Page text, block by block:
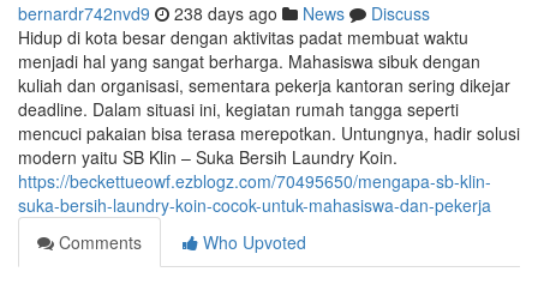
bernardr742nvd9 238 days ago News
Discuss
Hidup di kota besar dengan aktivitas padat membuat waktu
menjadi hal yang sangat berharga. Mahasiswa sibuk dengan
kuliah dan organisasi, sementara pekerja kantoran sering dikejar
deadline. Dalam situasi ini, kegiatan rumah tangga seperti
mencuci pakaian bisa terasa merepotkan. Untungnya, hadir solusi
modern yaitu SB Klin – Suka Bersih Laundry Koin.
https://beckettueowf.ezblogz.com/70495650/mengapa-sb-klin-
suka-bersih-laundry-koin-cocok-untuk-mahasiswa-dan-pekerja
Comments
Who Upvoted